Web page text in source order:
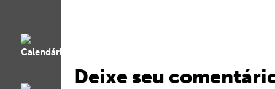
Deixe seu